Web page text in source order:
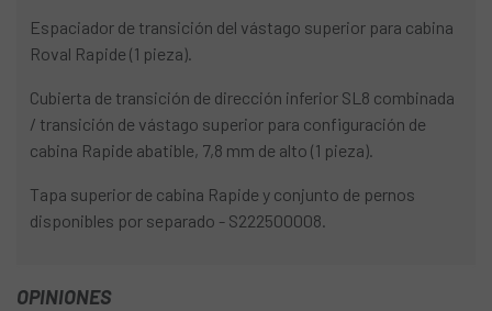
Espaciador de transición del vástago superior para cabina
Roval Rapide (1 pieza).
Cubierta de transición de dirección inferior SL8 combinada
/ transición de vástago superior para configuración de
cabina Rapide abatible, 7,8 mm de alto (1 pieza).
Tapa superior de cabina Rapide y conjunto de pernos
disponibles por separado - S222500008.
OPINIONES